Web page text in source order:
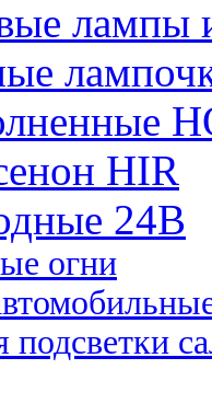
лампы
HIR
24B
огни